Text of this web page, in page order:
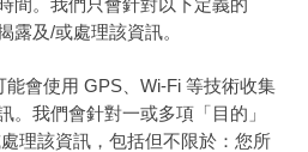
間。我們只會針對以下定義的
露及/或處理該資訊。
會使用 GPS、Wi-Fi 等技術收集
。我們會針對一或多項「目的」
理該資訊，包括但不限於：您所